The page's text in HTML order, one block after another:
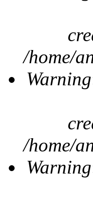
/home/
Warning
/home/
Warning